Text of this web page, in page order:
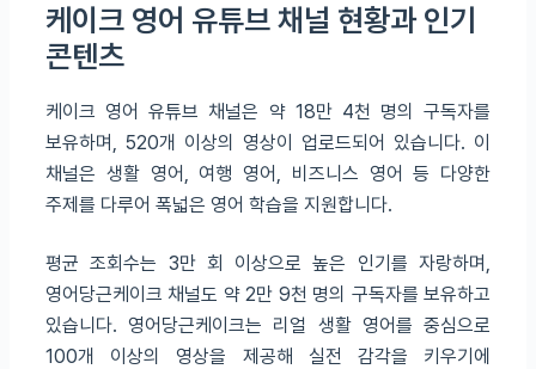
케이크 영어 유튜브 채널 현황과 인기
콘텐츠
케이크 영어 유튜브 채널은 약 18만 4천 명의 구독자를
보유하며, 520개 이상의 영상이 업로드되어 있습니다. 이
채널은 생활 영어, 여행 영어, 비즈니스 영어 등 다양한
주제를 다루어 폭넓은 영어 학습을 지원합니다.
평균 조회수는 3만 회 이상으로 높은 인기를 자랑하며,
영어당근케이크 채널도 약 2만 9천 명의 구독자를 보유하고
있습니다. 영어당근케이크는 리얼 생활 영어를 중심으로
100개 이상의 영상을 제공해 실전 감각을 키우기에